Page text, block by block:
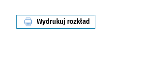
Wydrukuj rozkład
linii nr 319